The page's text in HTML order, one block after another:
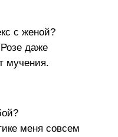
с женой?
даже
мучения.
меня совсем